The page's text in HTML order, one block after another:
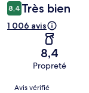
8,4 Très bien
1 006 avis
8,4
Propreté
Avis
Avis vérifié